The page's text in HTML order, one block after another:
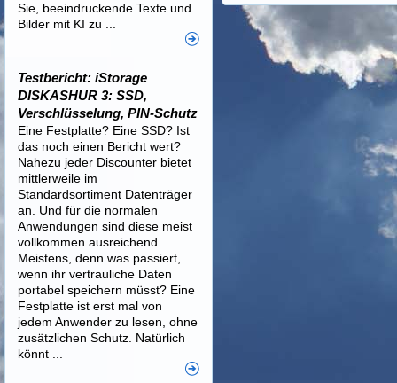
Sie, beeindruckende Texte und
Bilder mit KI zu ...
Testbericht: iStorage
DISKASHUR 3: SSD,
Verschlüsselung, PIN-Schutz
Eine Festplatte? Eine SSD? Ist
das noch einen Bericht wert?
Nahezu jeder Discounter bietet
mittlerweile im
Standardsortiment Datenträger
an. Und für die normalen
Anwendungen sind diese meist
vollkommen ausreichend.
Meistens, denn was passiert,
wenn ihr vertrauliche Daten
portabel speichern müsst? Eine
Festplatte ist erst mal von
jedem Anwender zu lesen, ohne
zusätzlichen Schutz. Natürlich
könnt ...